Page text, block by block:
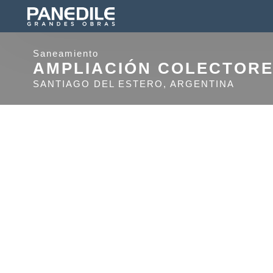
Saneamiento
AMPLIACIÓN
SANTIAGO DEL ESTERO, ARGENTINA